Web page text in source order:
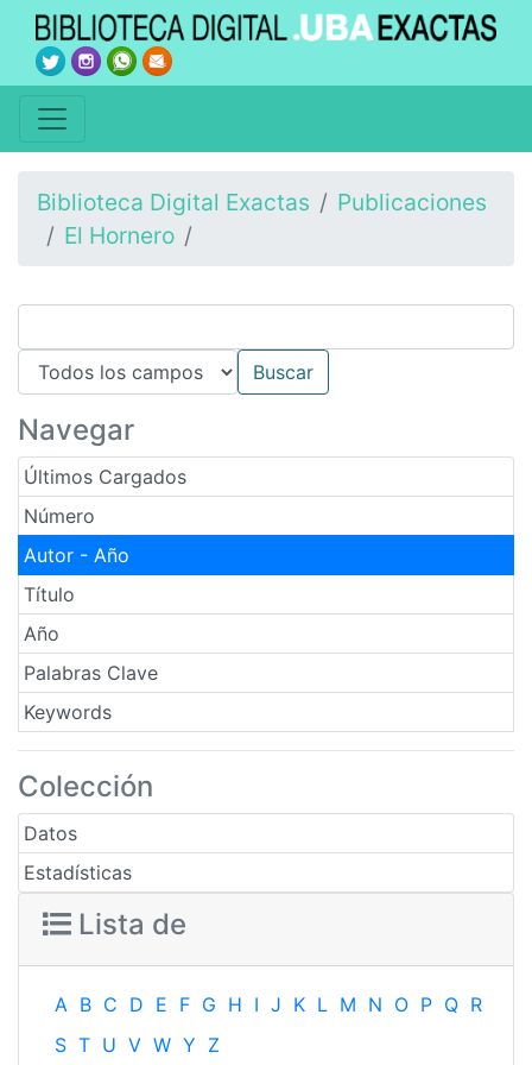
Biblioteca Digital Exactas
Publicaciones
El Hornero
Navegar
Últimos Cargados
Número
Autor - Año
Título
Año
Palabras Clave
Keywords
Colección
Datos
Estadísticas
Lista de
A B C D E F G H I J K L M N O P Q R
S T U V W Y Z